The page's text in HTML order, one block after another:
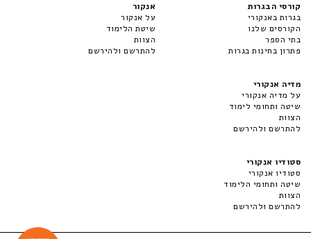
קורסי הבגרות
בגרות באנקורי
הקורסים שלנו
בתי הספר
פתרון בחינות בגרות
אנקור
על אנקור
שיטת הלימוד
הצוות
להתרשם ולהירשם
מדיה אנקורי
על מדיה אנקורי
שיטה ותחומי לימוד
הצוות
להתרשם ולהירשם
סטודיו אנקורי
סטודיו אנקורי
שיטה ותחומי הלימוד
הצוות
להתרשם ולהירשם